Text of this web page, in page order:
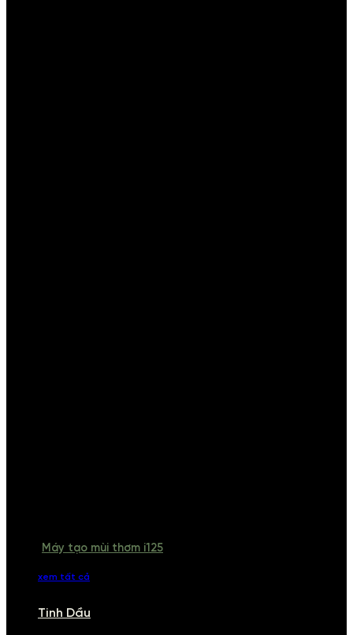
Máy tạo mùi thơm i125
xem tất cả
Tinh Dầu